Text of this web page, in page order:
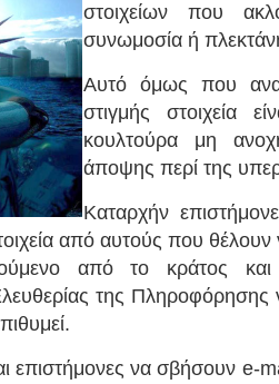
στοιχείων που
συνωμοσία ή
Αυτό όμως που
στιγμής στοιχεία
κουλτούρα μη
άποψης περί της
Καταρχήν
από αυτούς που θέλουν
από το κράτος
της Πληροφόρησης
επιστήμονες να σβήσουν e-